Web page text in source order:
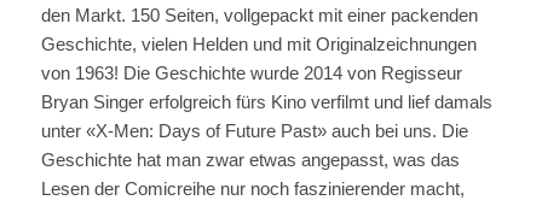
den Markt. 150 Seiten, vollgepackt mit einer packenden
Geschichte, vielen Helden und mit Originalzeichnungen
von 1963! Die Geschichte wurde 2014 von Regisseur
Bryan Singer erfolgreich fürs Kino verfilmt und lief damals
unter «X-Men: Days of Future Past» auch bei uns. Die
Geschichte hat man zwar etwas angepasst, was das
Lesen der Comicreihe nur noch faszinierender macht,